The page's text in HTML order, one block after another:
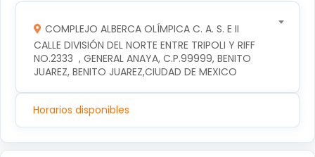
COMPLEJO ALBERCA OLÍMPICA C. A. S. E II
CALLE DIVISIÓN DEL NORTE ENTRE TRIPOLI Y RIFF
NO.2333  , GENERAL ANAYA, C.P.99999, BENITO
JUAREZ, BENITO JUAREZ,CIUDAD DE MEXICO
Horarios disponibles